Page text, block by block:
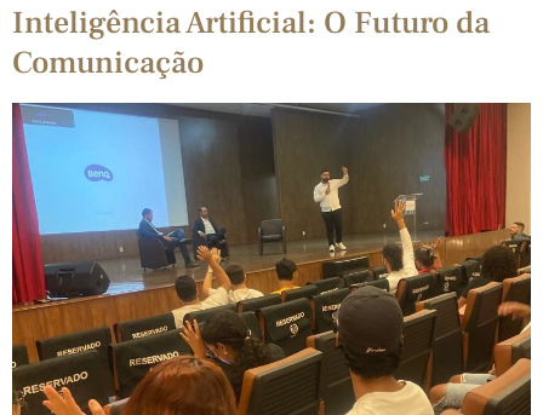
Inteligência Artificial: O Futuro da
Comunicação